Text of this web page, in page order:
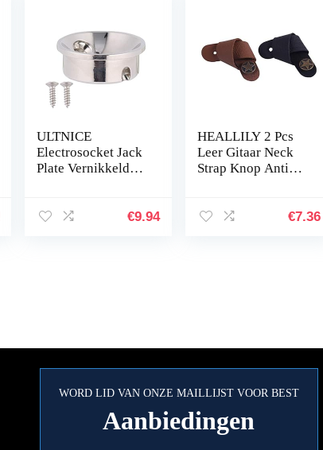
ULTNICE
Electrosocket Jack
Plate Vernikkeld
€9.94
HEALLILY 2 Pcs
Leer Gitaar Neck
Strap Knop Anti
Elektrische
€7.36
WORD LID VAN ONZE MAILLIJST VOOR BEST
Aanbiedingen